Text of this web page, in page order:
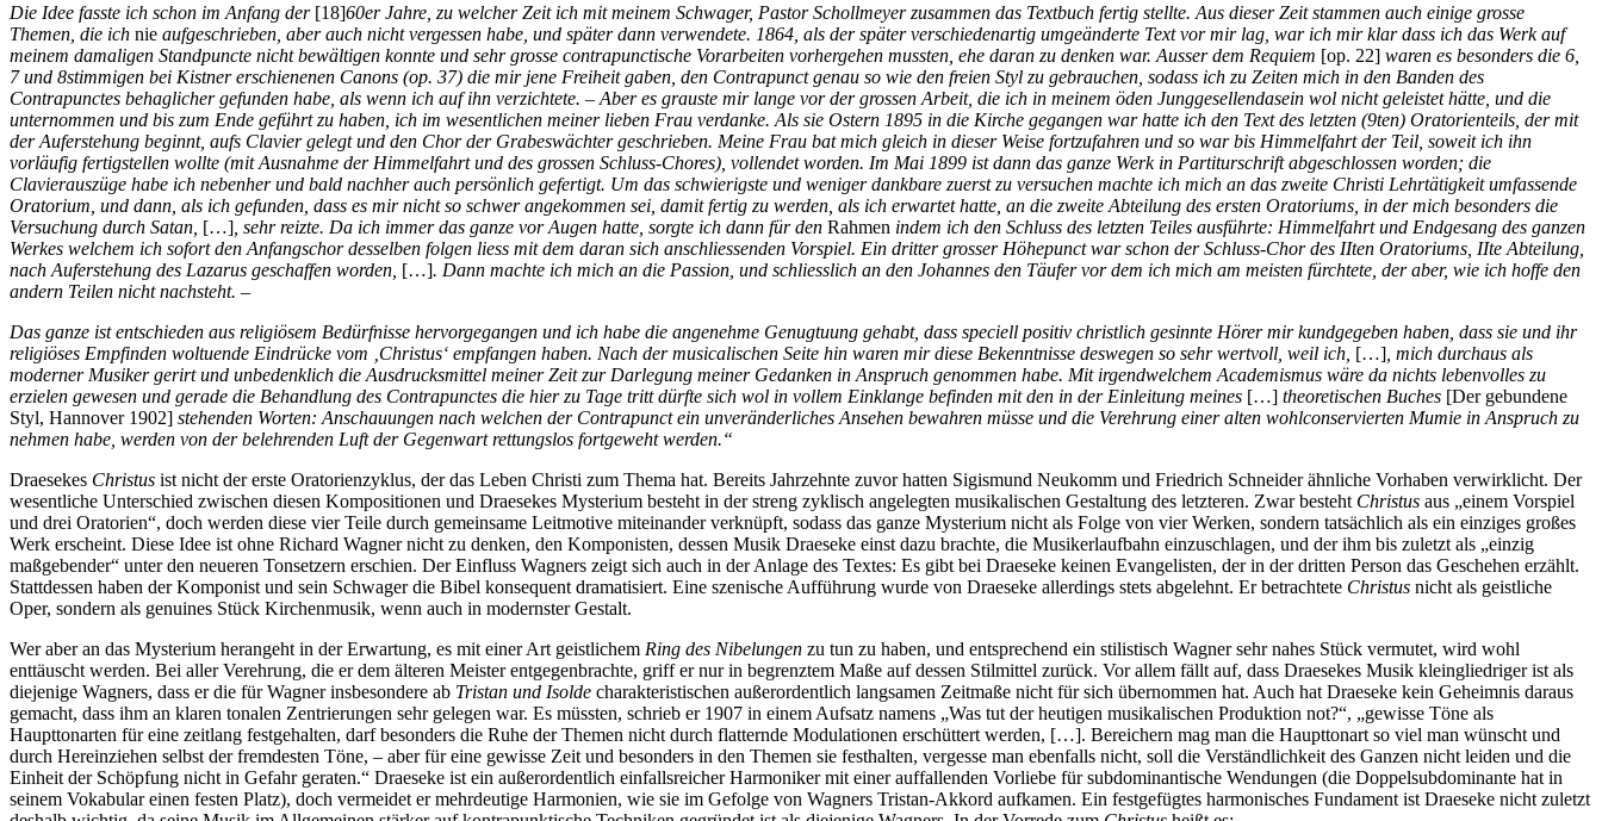
Die Idee fasste ich schon im Anfang der [18]60er Jahre, zu welcher Zeit ich mit meinem Schwager, Pastor Schollmeyer zusammen das Textbuch fertig stellte. Aus dieser Zeit stammen auch einige grosse
Themen, die ich nie aufgeschrieben, aber auch nicht vergessen habe, und später dann verwendete. 1864, als der später verschiedenartig umgeänderte Text vor mir lag, war ich mir klar dass ich das Werk auf
meinem damaligen Standpuncte nicht bewältigen konnte und sehr grosse contrapunctische Vorarbeiten vorhergehen mussten, ehe daran zu denken war. Ausser dem Requiem [op. 22] waren es besonders die 6,
7 und 8stimmigen bei Kistner erschienenen Canons (op. 37) die mir jene Freiheit gaben, den Contrapunct genau so wie den freien Styl zu gebrauchen, sodass ich zu Zeiten mich in den Banden des
Contrapunctes behaglicher gefunden habe, als wenn ich auf ihn verzichtete. – Aber es grauste mir lange vor der grossen Arbeit, die ich in meinem öden Junggesellendasein wol nicht geleistet hätte, und die
unternommen und bis zum Ende geführt zu haben, ich im wesentlichen meiner lieben Frau verdanke. Als sie Ostern 1895 in die Kirche gegangen war hatte ich den Text des letzten (9ten) Oratorienteils, der mit
der Auferstehung beginnt, aufs Clavier gelegt und den Chor der Grabeswächter geschrieben. Meine Frau bat mich gleich in dieser Weise fortzufahren und so war bis Himmelfahrt der Teil, soweit ich ihn
vorläufig fertigstellen wollte (mit Ausnahme der Himmelfahrt und des grossen Schluss-Chores), vollendet worden. Im Mai 1899 ist dann das ganze Werk in Partiturschrift abgeschlossen worden; die
Clavierauszüge habe ich nebenher und bald nachher auch persönlich gefertigt. Um das schwierigste und weniger dankbare zuerst zu versuchen machte ich mich an das zweite Christi Lehrtätigkeit umfassende
Oratorium, und dann, als ich gefunden, dass es mir nicht so schwer angekommen sei, damit fertig zu werden, als ich erwartet hatte, an die zweite Abteilung des ersten Oratoriums, in der mich besonders die
Versuchung durch Satan, […] , sehr reizte. Da ich immer das ganze vor Augen hatte, sorgte ich dann für den Rahmen indem ich den Schluss des letzten Teiles ausführte: Himmelfahrt und Endgesang des ganzen
Werkes welchem ich sofort den Anfangschor desselben folgen liess mit dem daran sich anschliessenden Vorspiel. Ein dritter grosser Höhepunct war schon der Schluss-Chor des IIten Oratoriums, IIte Abteilung,
nach Auferstehung des Lazarus geschaffen worden, […]. Dann machte ich mich an die Passion, und schliesslich an den Johannes den Täufer vor dem ich mich am meisten fürchtete, der aber, wie ich hoffe den
andern Teilen nicht nachsteht. –
Das ganze ist entschieden aus religiösem Bedürfnisse hervorgegangen und ich habe die angenehme Genugtuung gehabt, dass speciell positiv christlich gesinnte Hörer mir kundgegeben haben, dass sie und ihr
religiöses Empfinden woltuende Eindrücke vom ‚Christus‘ empfangen haben. Nach der musicalischen Seite hin waren mir diese Bekenntnisse deswegen so sehr wertvoll, weil ich, […] , mich durchaus als
moderner Musiker gerirt und unbedenklich die Ausdrucksmittel meiner Zeit zur Darlegung meiner Gedanken in Anspruch genommen habe. Mit irgendwelchem Academismus wäre da nichts lebenvolles zu
erzielen gewesen und gerade die Behandlung des Contrapunctes die hier zu Tage tritt dürfte sich wol in vollem Einklange befinden mit den in der Einleitung meines […] theoretischen Buches [Der gebundene
Styl, Hannover 1902] stehenden Worten: Anschauungen nach welchen der Contrapunct ein unveränderliches Ansehen bewahren müsse und die Verehrung einer alten wohlconservierten Mumie in Anspruch zu
nehmen habe, werden von der belehrenden Luft der Gegenwart rettungslos fortgeweht werden.“
Draesekes Christus ist nicht der erste Oratorienzyklus, der das Leben Christi zum Thema hat. Bereits Jahrzehnte zuvor hatten Sigismund Neukomm und Friedrich Schneider ähnliche Vorhaben verwirklicht. Der
wesentliche Unterschied zwischen diesen Kompositionen und Draesekes Mysterium besteht in der streng zyklisch angelegten musikalischen Gestaltung des letzteren. Zwar besteht Christus aus „einem Vorspiel
und drei Oratorien“, doch werden diese vier Teile durch gemeinsame Leitmotive miteinander verknüpft, sodass das ganze Mysterium nicht als Folge von vier Werken, sondern tatsächlich als ein einziges großes
Werk erscheint. Diese Idee ist ohne Richard Wagner nicht zu denken, den Komponisten, dessen Musik Draeseke einst dazu brachte, die Musikerlaufbahn einzuschlagen, und der ihm bis zuletzt als „einzig
maßgebender“ unter den neueren Tonsetzern erschien. Der Einfluss Wagners zeigt sich auch in der Anlage des Textes: Es gibt bei Draeseke keinen Evangelisten, der in der dritten Person das Geschehen erzählt.
Stattdessen haben der Komponist und sein Schwager die Bibel konsequent dramatisiert. Eine szenische Aufführung wurde von Draeseke allerdings stets abgelehnt. Er betrachtete Christus nicht als geistliche
Oper, sondern als genuines Stück Kirchenmusik, wenn auch in modernster Gestalt.
Wer aber an das Mysterium herangeht in der Erwartung, es mit einer Art geistlichem Ring des Nibelungen zu tun zu haben, und entsprechend ein stilistisch Wagner sehr nahes Stück vermutet, wird wohl
enttäuscht werden. Bei aller Verehrung, die er dem älteren Meister entgegenbrachte, griff er nur in begrenztem Maße auf dessen Stilmittel zurück. Vor allem fällt auf, dass Draesekes Musik kleingliedriger ist als
diejenige Wagners, dass er die für Wagner insbesondere ab Tristan und Isolde charakteristischen außerordentlich langsamen Zeitmaße nicht für sich übernommen hat. Auch hat Draeseke kein Geheimnis daraus
gemacht, dass ihm an klaren tonalen Zentrierungen sehr gelegen war. Es müssten, schrieb er 1907 in einem Aufsatz namens „Was tut der heutigen musikalischen Produktion not?“, „gewisse Töne als
Haupttonarten für eine zeitlang festgehalten, darf besonders die Ruhe der Themen nicht durch flatternde Modulationen erschüttert werden, […]. Bereichern mag man die Haupttonart so viel man wünscht und
durch Hereinziehen selbst der fremdesten Töne, – aber für eine gewisse Zeit und besonders in den Themen sie festhalten, vergesse man ebenfalls nicht, soll die Verständlichkeit des Ganzen nicht leiden und die
Einheit der Schöpfung nicht in Gefahr geraten.“ Draeseke ist ein außerordentlich einfallsreicher Harmoniker mit einer auffallenden Vorliebe für subdominantische Wendungen (die Doppelsubdominante hat in
seinem Vokabular einen festen Platz), doch vermeidet er mehrdeutige Harmonien, wie sie im Gefolge von Wagners Tristan-Akkord aufkamen. Ein festgefügtes harmonisches Fundament ist Draeseke nicht zuletzt